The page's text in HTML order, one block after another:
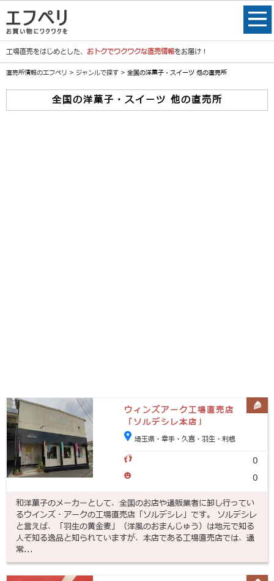
工場直売をはじめとした、 おトクでワクワクな直売情報をお届け！
直売所情報のエフペリ > ジャンルで探す > 全国の洋菓子・スイーツ 他の直売所
全国の洋菓子・スイーツ 他の直売所
ウィンズアーク工場直売店
「ソルデシレ本店」
埼玉県・幸手・久喜・羽生・利根
0
0
和洋菓子のメーカーとして、全国のお店や通販業者に卸し行ってい
るウインズ・アークの工場直売店「ソルデシレ」です。 ソルデシレ
と言えば、「羽生の黄金麦」（洋風のおまんじゅう）は地元で知る
人ぞ知る逸品と知られていますが、本店である工場直売店では、通
常...